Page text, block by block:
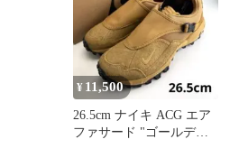
ーカー US8.5/26.5cm
FD0212-100
¥ 11,500
26.5cm ナイキ ACG エア
ファサード "ゴールデン